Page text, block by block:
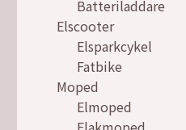
Batteriladdare
Elscooter
Elsparkcykel
Fatbike
Moped
Elmoped